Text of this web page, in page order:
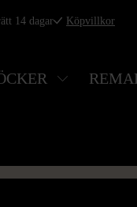
14 dagar Köpvillkor